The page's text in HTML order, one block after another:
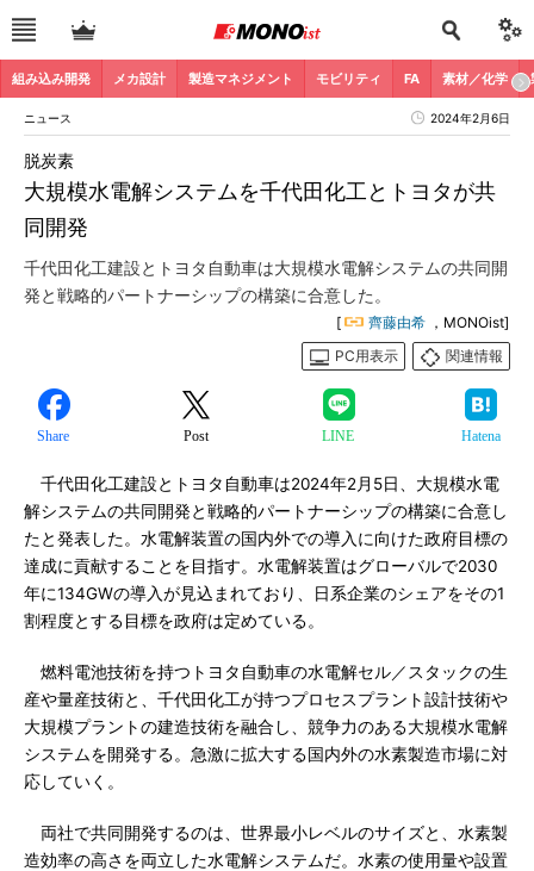
組み込み開発 メカ設計 製造マネジメント モビリティ FA 素材／化学
ニュース 2024年2月6日
大規模水電解システムを千代田化工とトヨタが共
同開発
脱炭素
千代田化工建設とトヨタ自動車は大規模水電解システムの共同開
発と戦略的パートナーシップの構築に合意した。
[ 齊藤由希 ，MONOist]
PC用表示
関連情報
Share Post LINE Hatena
千代田化工建設とトヨタ自動車は2024年2月5日、大規模水電
解システムの共同開発と戦略的パートナーシップの構築に合意し
たと発表した。水電解装置の国内外での導入に向けた政府目標の
達成に貢献することを目指す。水電解装置はグローバルで2030
年に134GWの導入が見込まれており、日系企業のシェアをその1
割程度とする目標を政府は定めている。
燃料電池技術を持つトヨタ自動車の水電解セル／スタックの生
産や量産技術と、千代田化工が持つプロセスプラント設計技術や
大規模プラントの建造技術を融合し、競争力のある大規模水電解
システムを開発する。急激に拡大する国内外の水素製造市場に対
応していく。
両社で共同開発するのは、世界最小レベルのサイズと、水素製
造効率の高さを両立した水電解システムだ。水素の使用量や設置